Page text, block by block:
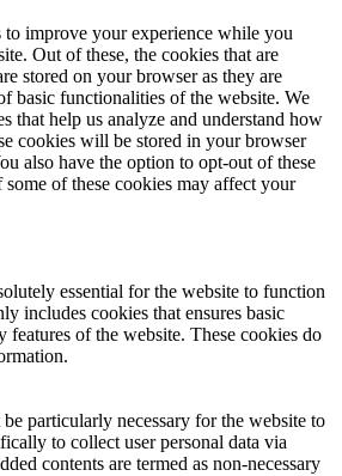
to improve your experience while you
Out of these, the cookies that are
stored on your browser as they are
basic functionalities of the website. We
that help us analyze and understand how
cookies will be stored in your browser
also have the option to opt-out of these
of these cookies may affect your
essential for the website to function
includes cookies that ensures basic
features of the website. These cookies do
particularly necessary for the website to
to collect user personal data via
contents are termed as non-necessary